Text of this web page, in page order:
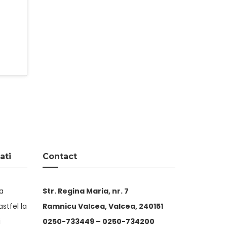
la
Contact
Str. Regina Maria, nr. 7
Ramnicu Valcea, Valcea, 240151
0250-733449 – 0250-734200